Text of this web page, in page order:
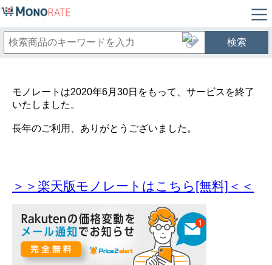
検索
モノレートは2020年6月30日をもって、サービスを終了
いたしました。
長年のご利用、ありがとうございました。
＞＞楽天版モノレートはこちら[無料]＜＜